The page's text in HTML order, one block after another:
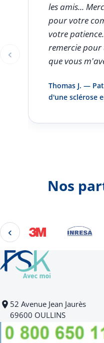
‹
les amis...
pour votre
votre
remercie
que vous
Thomas J. —
d'une sclérose
Éléments 1 à 1 sur 5
Nos
‹
Éléments 2 à 4 sur 22
52 Avenue Jean Jaurès
69600 OULLINS